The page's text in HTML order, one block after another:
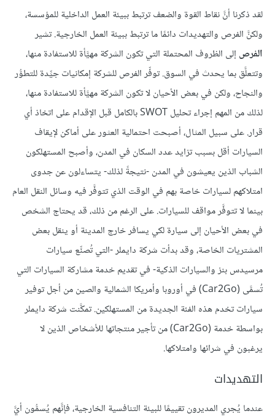
لقد ذكرنا أنَّ نقاط القوة والضعف ترتبط ببيئة العمل الداخلية للمؤسسة،
ولكنَّ الفرص والتهديدات دائمًا ما ترتبط ببيئة العمل الخارجية. تشير
الفرص إلى الظروف المحتملة التي تكون الشركة مهيَّأة للاستفادة منها،
وتتعلَّق بما يحدث في السوق. توفِّر الفرص للشركة إمكانيات جيِّدة للتطوُّر
والنجاح، ولكن في بعض الأحيان لا تكون الشركة مهيَّأة للاستفادة منها،
لذلك من المهم إجراء تحليل SWOT بالكامل قبل الإقدام على اتخاذ أي
قرار. على سبيل المثال، أصبحت احتمالية العثور على أماكن لإيقاف
السيارات أقل بسبب تزايد عدد السكان في المدن، وأصبح المستهلكون
الشباب الذين يعيشون في المدن -نتيجةً لذلك- يتساءلون عن جدوى
امتلاكهم لسيارات خاصة بهم في الوقت الذي تتوفَّر فيه وسائل النقل العام
بينما لا تتوفَّر مواقف للسيارات. على الرغم من ذلك، قد يحتاج الشخص
في بعض الأحيان إلى سيارة لكي يسافر خارج المدينة أو ينقل بعض
المشتريات الخاصة، وقد بدأت شركة دايملر -التي تُصنِّع سيارات
مرسيدس بنز والسيارات الذكية- في تقديم خدمة مشاركة السيارات التي
تُسمَّى (Car2Go) في أوروبا وأمريكا الشمالية والصين من أجل توفير
سيارات تخدم هذه الفئة الجديدة من المستهلكين. تمكَّنت شركة دايملر
بواسطة خدمة (Car2Go) من تأجير منتجاتها للأشخاص الذين لا
يرغبون في شرائها وامتلاكها.
التهديدات
عندما يُجري المديرون تقييمًا للبيئة التنافسية الخارجية، فإنَّهم يُسمُّون أيَّ